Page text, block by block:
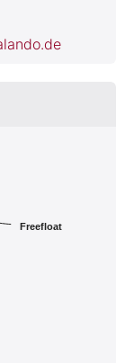
Freefloat